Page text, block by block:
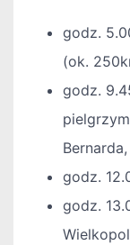
godz.
(ok.
godz.
Bernarda,
godz.
godz.